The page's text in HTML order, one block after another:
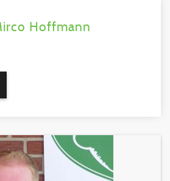
Hoffmann